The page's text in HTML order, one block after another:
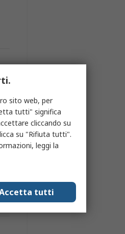
sito web, per
tutti" significa
cliccando su
su "Rifiuta tutti".
leggi la
tutti